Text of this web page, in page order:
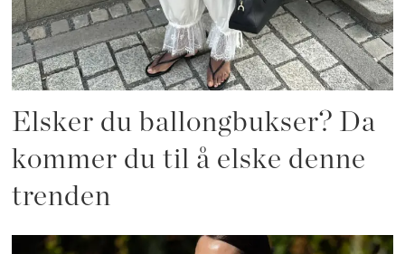
Elsker du ballongbukser? Da
kommer du til å elske denne
trenden